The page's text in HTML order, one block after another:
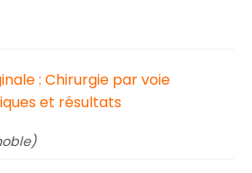
: Chirurgie par voie
et résultats